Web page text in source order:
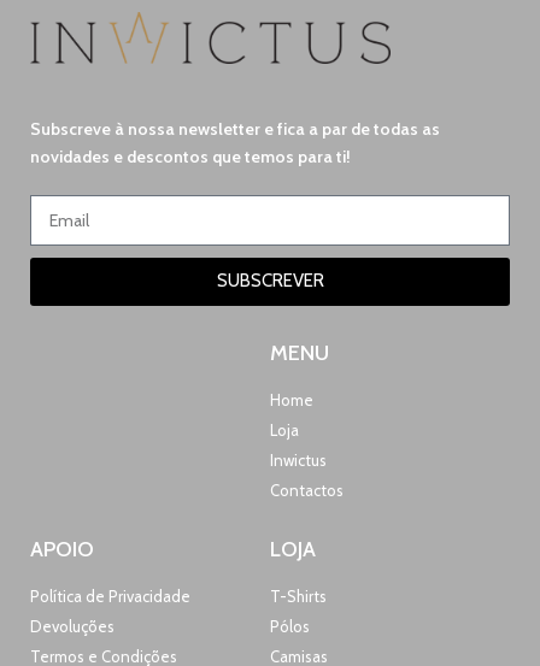
Subscreve à nossa newsletter e fica a par de todas as
novidades e descontos que temos para ti!
SUBSCREVER
MENU
Home
Loja
Inwictus
Contactos
APOIO
Política de Privacidade
Devoluções
Termos e Condições
LOJA
T-Shirts
Pólos
Camisas